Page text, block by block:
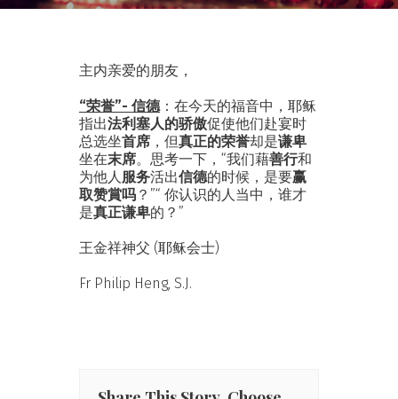
主内亲爱的朋友，
“荣誉”- 信德：在今天的福音中，耶稣
指出法利塞人的骄傲促使他们赴宴时
总选坐首席 ，但真正的荣誉却是谦卑
坐在末席。思考一下，“我们藉善行和
为他人服务活出信德的时候，是要赢
取赞賞吗 ？”“ 你认识的人当中，谁才
是真正谦卑的？”
王金祥神父 (耶稣会士)
Fr Philip Heng, S.J.